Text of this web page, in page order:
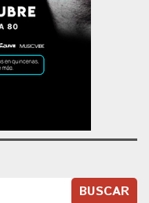
BUSCAR